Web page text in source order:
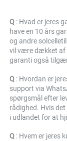
Q : Hvad er jeres
have en 10 års
og andre
vil være dækket af
garanti også
Q : Hvordan er
support via
spørgsmål efter
rådighed. Hvis
i udlandet for at
Q : Hvem er jeres